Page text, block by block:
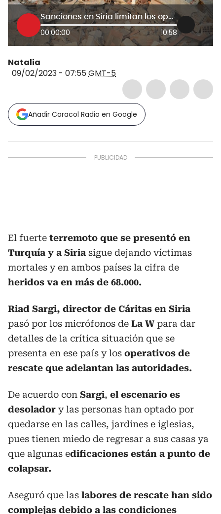
Sanciones en Siria limitan los operativos de rescate por el terremoto
00:00:00 10:58
Natalia
09/02/2023 - 07:55GMT-5
Añadir Caracol Radio en Google
El fuerte terremoto que se presentó en
Turquía y a Siria sigue dejando víctimas
mortales y en ambos países la cifra de
heridos va en más de 68.000.
Riad Sargi, director de Cáritas en Siria
pasó por los micrófonos de La W para dar
detalles de la crítica situación que se
presenta en ese país y los operativos de
rescate que adelantan las autoridades.
De acuerdo con Sargi, el escenario es
desolador y las personas han optado por
quedarse en las calles, jardines e iglesias,
pues tienen miedo de regresar a sus casas ya
que algunas edificaciones están a punto de
colapsar.
Aseguró que las labores de rescate han sido
complejas debido a las condiciones